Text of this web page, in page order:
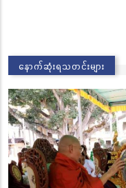
နောက်ဆုံးရသတင်းများ